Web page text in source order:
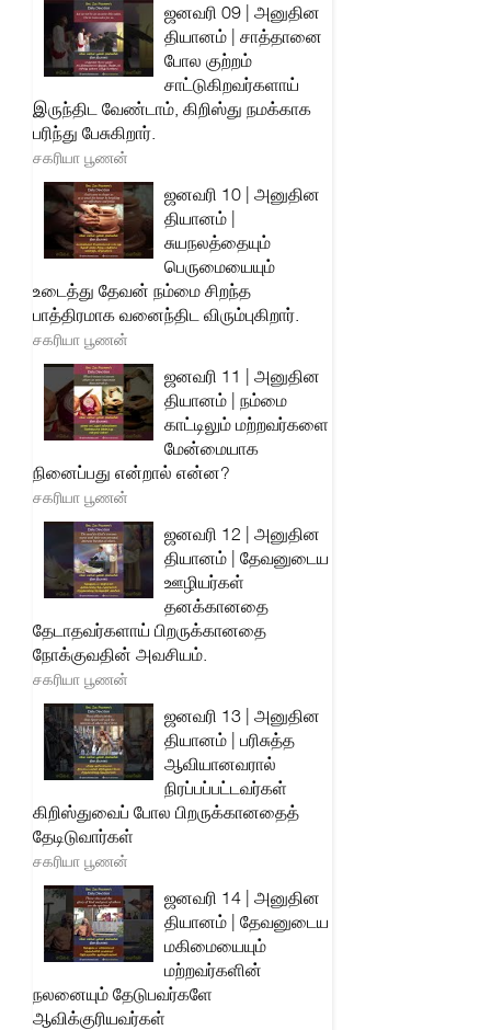
ஜனவரி 09 | அனுதின
தியானம் | சாத்தானை
போல குற்றம்
சாட்டுகிறவர்களாய்
இருந்திட வேண்டாம், கிறிஸ்து நமக்காக
பரிந்து பேசுகிறார்.
சகரியா பூணன்
ஜனவரி 10 | அனுதின
தியானம் |
சுயநலத்தையும்
பெருமையையும்
உடைத்து தேவன் நம்மை சிறந்த
பாத்திரமாக வனைந்திட விரும்புகிறார்.
சகரியா பூணன்
ஜனவரி 11 | அனுதின
தியானம் | நம்மை
காட்டிலும் மற்றவர்களை
மேன்மையாக
நினைப்பது என்றால் என்ன?
சகரியா பூணன்
ஜனவரி 12 | அனுதின
தியானம் | தேவனுடைய
ஊழியர்கள்
தனக்கானதை
தேடாதவர்களாய் பிறருக்கானதை
நோக்குவதின் அவசியம்.
சகரியா பூணன்
ஜனவரி 13 | அனுதின
தியானம் | பரிசுத்த
ஆவியானவரால்
நிரப்பப்பட்டவர்கள்
கிறிஸ்துவைப் போல பிறருக்கானதைத்
தேடிடுவார்கள்
சகரியா பூணன்
ஜனவரி 14 | அனுதின
தியானம் | தேவனுடைய
மகிமையையும்
மற்றவர்களின்
நலனையும் தேடுபவர்களே
ஆவிக்குரியவர்கள்